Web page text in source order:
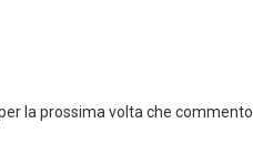
la prossima volta che commento.